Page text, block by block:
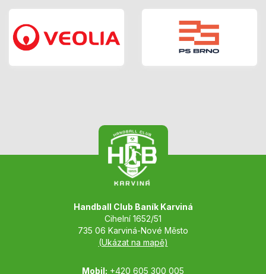
Handball Club Baník Karviná
Cihelní 1652/51
735 06 Karviná-Nové Město
(Ukázat na mapě)
Mobil: +420 605 300 005